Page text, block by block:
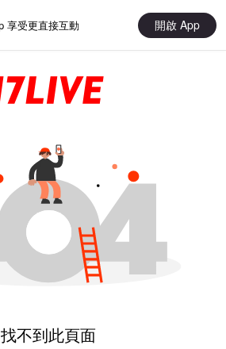
享受更直接互動 開啟 App
找不到此頁面